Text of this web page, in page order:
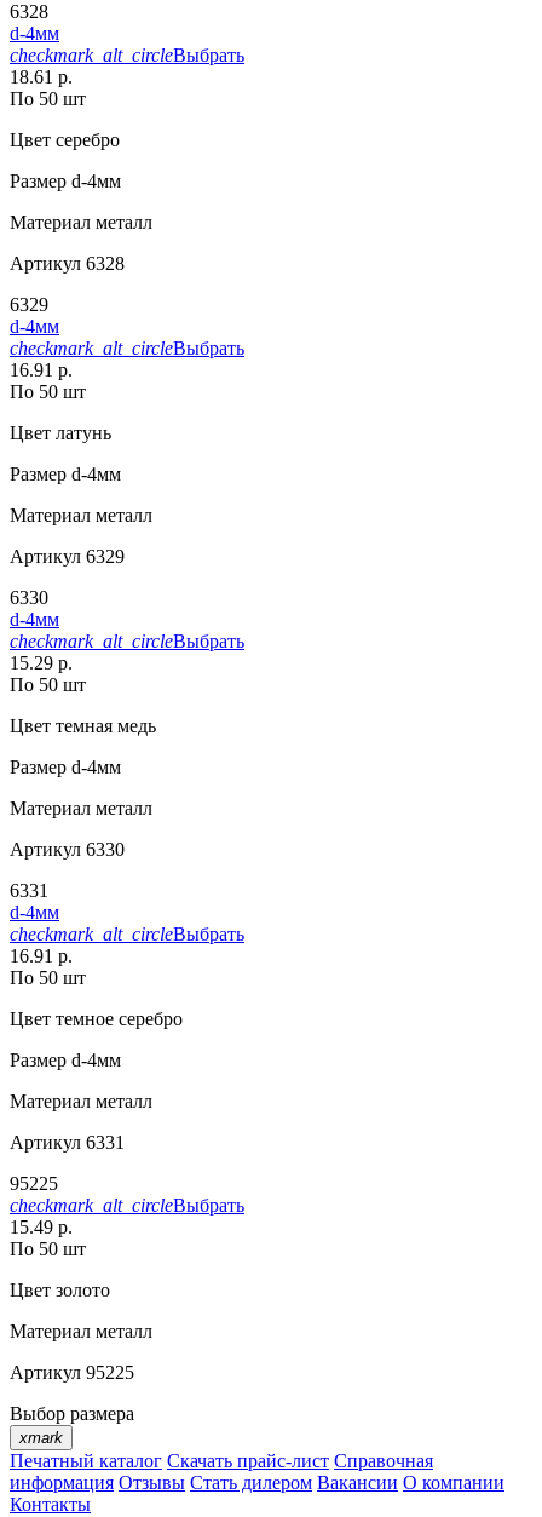
6328
d-4мм
checkmark_alt_circleВыбрать
18.61 р.
По 50 шт
Цвет серебро
Размер d-4мм
Материал металл
Артикул 6328
6329
d-4мм
checkmark_alt_circleВыбрать
16.91 р.
По 50 шт
Цвет латунь
Размер d-4мм
Материал металл
Артикул 6329
6330
d-4мм
checkmark_alt_circleВыбрать
15.29 р.
По 50 шт
Цвет темная медь
Размер d-4мм
Материал металл
Артикул 6330
6331
d-4мм
checkmark_alt_circleВыбрать
16.91 р.
По 50 шт
Цвет темное серебро
Размер d-4мм
Материал металл
Артикул 6331
95225
checkmark_alt_circleВыбрать
15.49 р.
По 50 шт
Цвет золото
Материал металл
Артикул 95225
Выбор размера
xmark
Печатный каталог Скачать прайс-лист Справочная
информация Отзывы Стать дилером Вакансии О компании
Контакты